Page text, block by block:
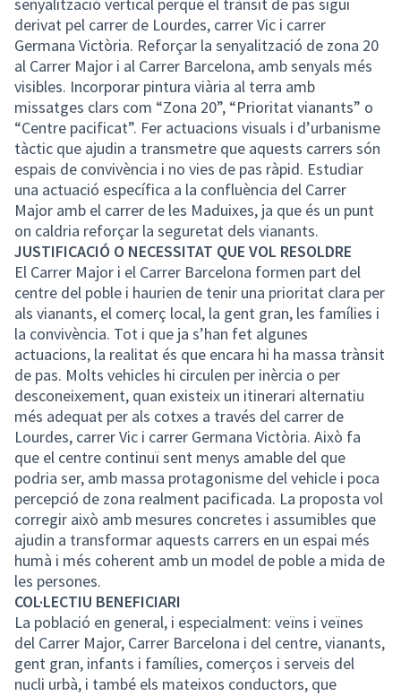
derivat pel carrer de Lourdes, carrer Vic i carrer
Germana Victòria. Reforçar la senyalització de zona 20
al Carrer Major i al Carrer Barcelona, amb senyals més
visibles. Incorporar pintura viària al terra amb
missatges clars com “Zona 20”, “Prioritat vianants” o
“Centre pacificat”. Fer actuacions visuals i d’urbanisme
tàctic que ajudin a transmetre que aquests carrers són
espais de convivència i no vies de pas ràpid. Estudiar
una actuació específica a la confluència del Carrer
Major amb el carrer de les Maduixes, ja que és un punt
on caldria reforçar la seguretat dels vianants.
JUSTIFICACIÓ O NECESSITAT QUE VOL RESOLDRE
El Carrer Major i el Carrer Barcelona formen part del
centre del poble i haurien de tenir una prioritat clara per
als vianants, el comerç local, la gent gran, les famílies i
la convivència. Tot i que ja s’han fet algunes
actuacions, la realitat és que encara hi ha massa trànsit
de pas. Molts vehicles hi circulen per inèrcia o per
desconeixement, quan existeix un itinerari alternatiu
més adequat per als cotxes a través del carrer de
Lourdes, carrer Vic i carrer Germana Victòria. Això fa
que el centre continuï sent menys amable del que
podria ser, amb massa protagonisme del vehicle i poca
percepció de zona realment pacificada. La proposta vol
corregir això amb mesures concretes i assumibles que
ajudin a transformar aquests carrers en un espai més
humà i més coherent amb un model de poble a mida de
les persones.
COL·LECTIU BENEFICIARI
La població en general, i especialment: veïns i veïnes
del Carrer Major, Carrer Barcelona i del centre, vianants,
gent gran, infants i famílies, comerços i serveis del
nucli urbà, i també els mateixos conductors, que